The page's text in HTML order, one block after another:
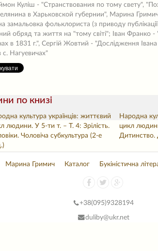
Куліш - "Странствования по тому свету",
в Харьковской губернии", Марина
замальовка фольклориста (з приводу
обряд та життя на "тому світі"; Іван Франко
в 1831 г.", Сергій Жовтий - "Дослідження
с. Нагуевичах"
по книзі
культура українців: життєвий
людини. У 5-ти т. – Т. 4: Зрілість.
Чоловіча субкультура (2-е
Народна
цикл
Дитинство.
Марина Гримич Каталог Букіністична
+38(095)9328194
duliby@ukr.net